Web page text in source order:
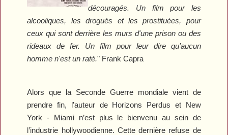
découragés. Un film pour les
alcooliques, les drogués et les prostituées, pour
ceux qui sont derrière les murs d'une prison ou des
rideaux de fer. Un film pour leur dire qu'aucun
homme n'est un raté." Frank Capra
Alors que la Seconde Guerre mondiale vient de
prendre fin, l’auteur de Horizons Perdus et New
York - Miami n’est plus le bienvenu au sein de
l’industrie hollywoodienne. Cette dernière refuse de